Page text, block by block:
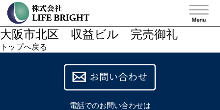
大阪市北区 収益ビル 完売御礼
トップへ戻る
電話でのお問い合わせは